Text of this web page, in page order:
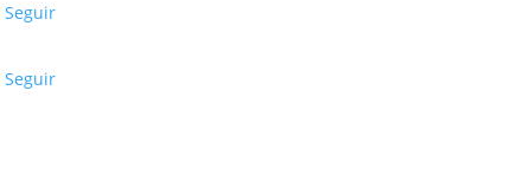
Seguir
Seguir